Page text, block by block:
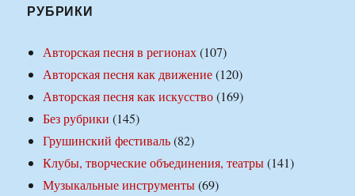
РУБРИКИ
Авторская песня в регионах(107)
Авторская песня как движение(120)
Авторская песня как искусство(169)
Без рубрики (145)
Грушинский фестиваль(82)
Клубы, творческие объединения, театры(141)
Музыкальные инструменты(69)